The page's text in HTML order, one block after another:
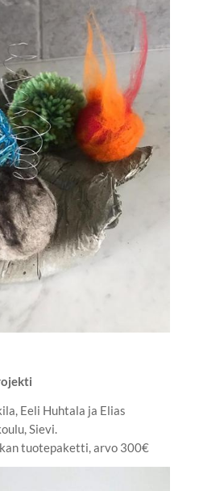
Eeli Huhtala ja Elias
Sievi.
tuotepaketti, arvo 300€